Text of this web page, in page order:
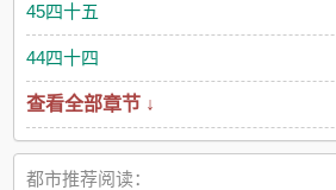
45四十五
44四十四
查看全部章节 ↓
都市推荐阅读：